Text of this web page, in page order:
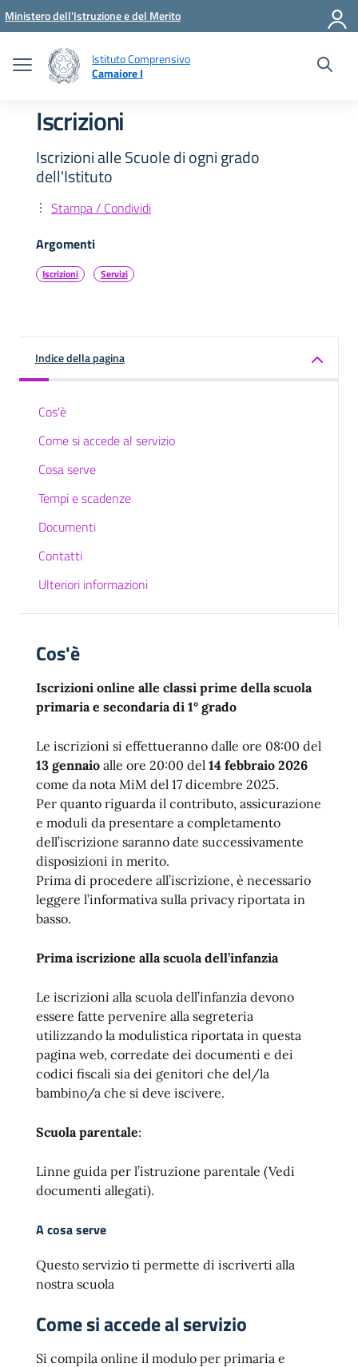
Vai ai contenuti
Vai al menu di navigazione
Vai al footer
Ministero dell'Istruzione e del Merito
Istituto Comprensivo
Camaiore I
Iscrizioni
Iscrizioni alle Scuole di ogni grado
dell'Istituto
Stampa / Condividi
Argomenti
Iscrizioni Servizi
Indice della pagina
Cos'è
Come si accede al servizio
Cosa serve
Tempi e scadenze
Documenti
Contatti
Ulteriori informazioni
Cos'è
Iscrizioni online alle classi prime della scuola
primaria e secondaria di 1° grado
Le iscrizioni si effettueranno dalle ore 08:00 del
13 gennaio alle ore 20:00 del 14 febbraio 2026
come da nota MiM del 17 dicembre 2025.
Per quanto riguarda il contributo, assicurazione
e moduli da presentare a completamento
dell’iscrizione saranno date successivamente
disposizioni in merito.
Prima di procedere all’iscrizione, è necessario
leggere l’informativa sulla privacy riportata in
basso.
Prima iscrizione alla scuola dell’infanzia
Le iscrizioni alla scuola dell’infanzia devono
essere fatte pervenire alla segreteria
utilizzando la modulistica riportata in questa
pagina web, corredate dei documenti e dei
codici fiscali sia dei genitori che del/la
bambino/a che si deve iscivere.
Scuola parentale:
Linne guida per l’istruzione parentale (Vedi
documenti allegati).
A cosa serve
Questo servizio ti permette di iscriverti alla
nostra scuola
Come si accede al servizio
Si compila online il modulo per primaria e